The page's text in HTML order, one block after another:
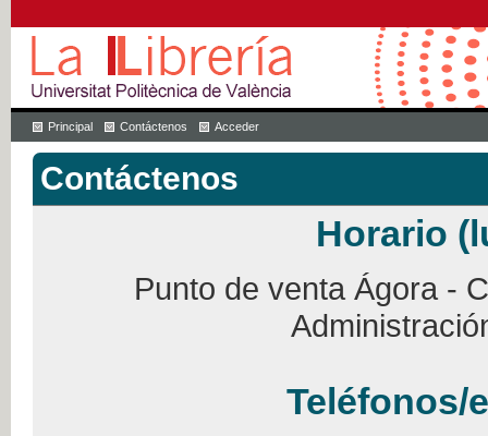
Principal Contáctenos Acceder
Contáctenos
Horario
Punto de venta Ágora -
Teléfonos/